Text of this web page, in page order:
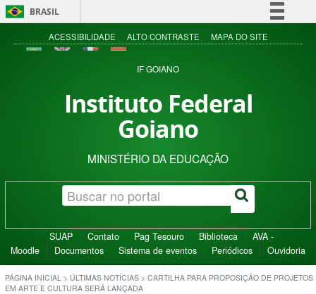
BRASIL
Simplifique!
Acesso à informação
ACESSIBILIDADE ALTO CONTRASTE MAPA DO SITE
IF GOIANO
Instituto Federal
Goiano
MINISTÉRIO DA EDUCAÇÃO
SUAP Contato Pag Tesouro Biblioteca
AVA -
Moodle
Documentos Sistema de eventos Periódicos Ouvidoria
PÁGINA INICIAL > ÚLTIMAS NOTÍCIAS > CARTILHA PARA PROPOSIÇÃO DE PROJETOS
EM ARTE E CULTURA SERÁ LANÇADA